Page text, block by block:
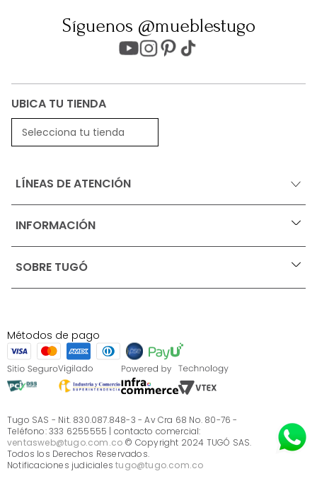
Síguenos @mueblestugo
UBICA TU TIENDA
Selecciona tu tienda
LÍNEAS DE ATENCIÓN
INFORMACIÓN +
Ofertas vigentes
Términos, condiciones y restricciones para productos
S.A.S
Términos, condiciones y restricciones Tugó S.A.S
Instructivo cuidado de muebles
Sé parte de Tugó
¿Quiénes somos?
Servicio al cliente
SOBRE TUGÓ +
¿Quieres vender en Tugó?
Métodos de pago
Tugo SAS - Nit. 830.087.848-3 - Av Cra 68 No. 80-76 -
Teléfono: 333 6255555 | contacto comercial:
ventasweb@tugo.com.co © Copyright 2024 TUGÓ SAS.
Todos los Derechos Reservados.
Notificaciones judicialestugo@tugo.com.co